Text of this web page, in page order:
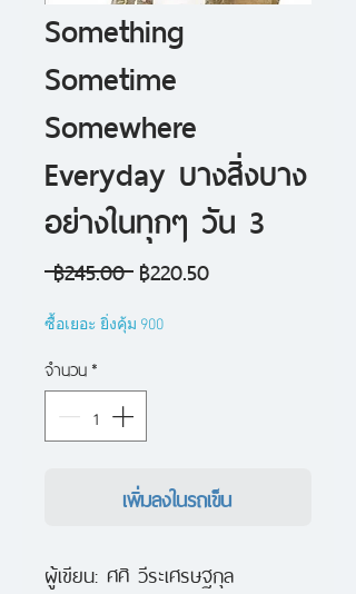
Something
Sometime
Somewhere
Everyday บางสิ่งบาง
อย่างในทุกๆ วัน 3
฿245.00 ราคา
฿220.50ราคา
ซื้อเยอะ ยิ่งคุ้ม 900
จำนวน*
เพิ่มลงในรถเข็น
ผู้เขียน: ศศิ วีระเศรษฐกุล